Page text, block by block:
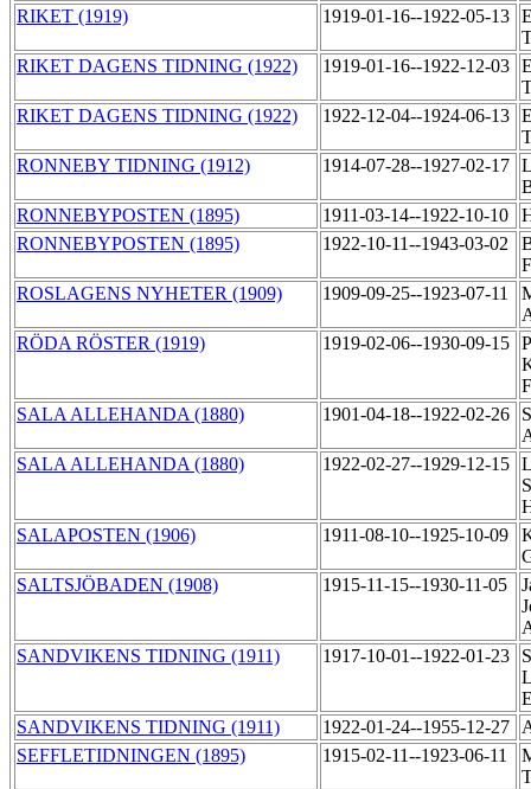
RIKET (1919)
1919-01-16--1922-05-13
RIKET DAGENS TIDNING (1922)
1919-01-16--1922-12-03
RIKET DAGENS TIDNING (1922)
1922-12-04--1924-06-13
RONNEBY TIDNING (1912)
1914-07-28--1927-02-17
RONNEBYPOSTEN (1895)
1911-03-14--1922-10-10
RONNEBYPOSTEN (1895)
1922-10-11--1943-03-02
ROSLAGENS NYHETER (1909)
1909-09-25--1923-07-11
RÖDA RÖSTER (1919)
1919-02-06--1930-09-15
SALA ALLEHANDA (1880)
1901-04-18--1922-02-26
SALA ALLEHANDA (1880)
1922-02-27--1929-12-15
SALAPOSTEN (1906)
1911-08-10--1925-10-09
SALTSJÖBADEN (1908)
1915-11-15--1930-11-05
SANDVIKENS TIDNING (1911)
1917-10-01--1922-01-23
SANDVIKENS TIDNING (1911)
1922-01-24--1955-12-27
SEFFLETIDNINGEN (1895)
1915-02-11--1923-06-11